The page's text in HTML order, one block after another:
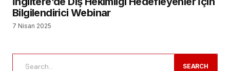
Bilgilendirici Webinar
7 Nisan 2025
SEARCH